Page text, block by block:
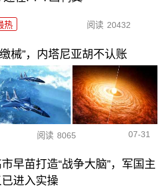
热 阅读 20432
械”，内塔尼亚胡不认账
阅读 8065 07-31
早苗打造“战争大脑”，军国主
已进入实操